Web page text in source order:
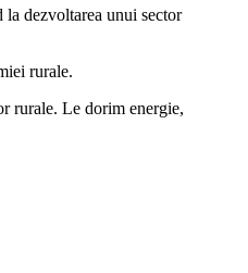
dezvoltarea unui sector
rurale.
rurale. Le dorim energie,